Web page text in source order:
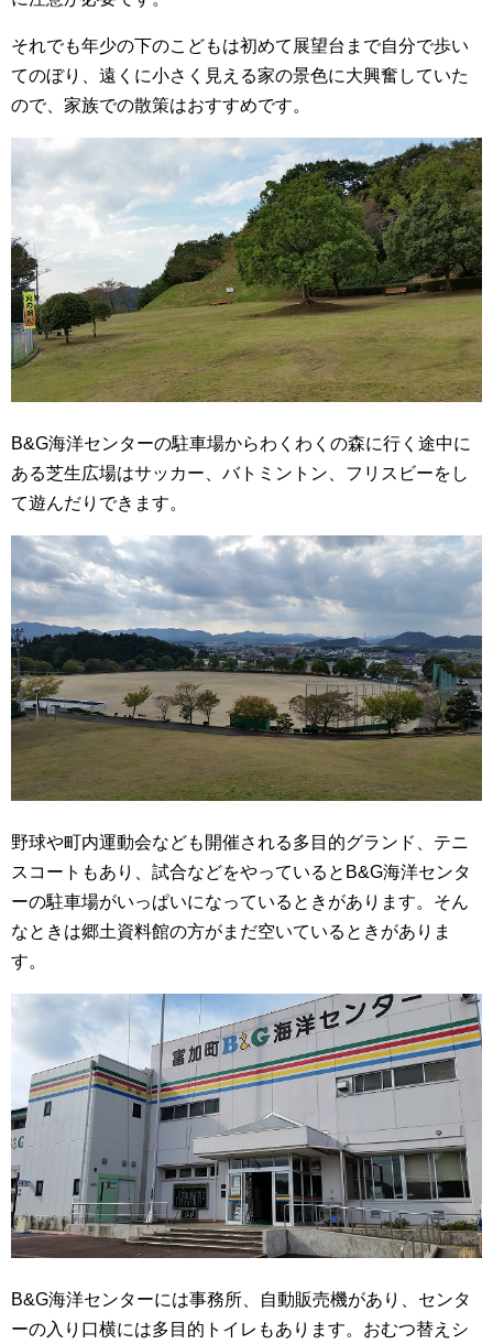
それでも年少の下のこどもは初めて展望台まで自分で歩い
てのぼり、遠くに小さく見える家の景色に大興奮していた
ので、家族での散策はおすすめです。
B&G海洋センターの駐車場からわくわくの森に行く途中に
ある芝生広場はサッカー、バトミントン、フリスビーをし
て遊んだりできます。
野球や町内運動会なども開催される多目的グランド、テニ
スコートもあり、試合などをやっているとB&G海洋センタ
ーの駐車場がいっぱいになっているときがあります。そん
なときは郷土資料館の方がまだ空いているときがありま
す。
B&G海洋センターには事務所、自動販売機があり、センタ
ーの入り口横には多目的トイレもあります。おむつ替えシ